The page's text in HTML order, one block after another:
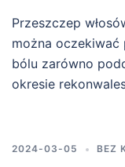
Przeszczep
można
bólu zarówno
okresie
2024-03-05 BEZ